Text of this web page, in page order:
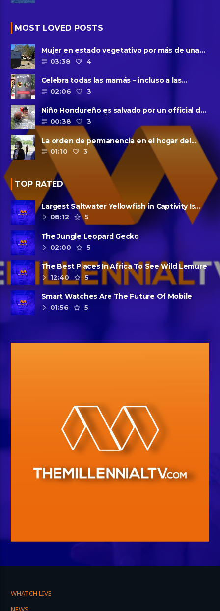
MOST LOVED POSTS
Mujer en estado vegetativo por más de una
década da a luz en un ......
03:38 4
Celebra todas las mamás – incluso a las
solteras – con ......
02:06 3
Niño Hondureño es salvado por un official de
la patrulla fronteriza
00:38 3
La orden de permanencia en el hogar del
condado de Harris se extendió......
01:10 3
TOP RATED
Largest Saltwater Yellowfish in Captivity Is
Dead08:12 5
The Jungle Leopard Gecko
02:00
5
The Best Places In Africa To See Wild Lemure
12:40
5
Smart Watches Are The Future Of Mobile
01:56
5
WHATCH LIVE
NEWS